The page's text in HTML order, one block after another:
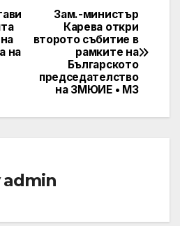
Зам.-министър
Карева откри
второто събитие в
рамките на
Българското
председателство
на ЗМЮИЕ • МЗ
на
admin